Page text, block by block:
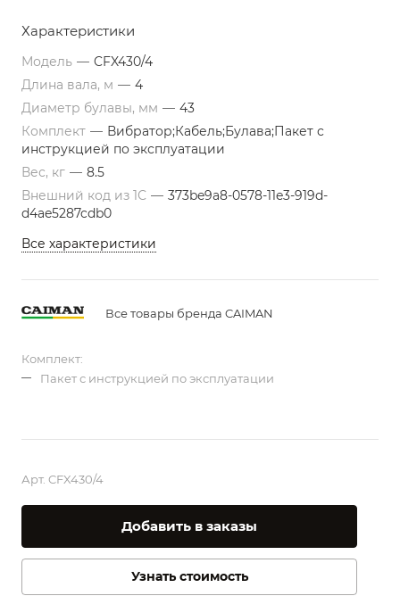
Характеристики
Модель — CFX430/4
Длина вала, м — 4
Диаметр булавы, мм — 43
Комплект — Вибратор;Кабель;Булава;Пакет с
инструкцией по эксплуатации
Вес, кг — 8.5
Внешний код из 1С — 373be9a8-0578-11e3-919d-
d4ae5287cdb0
Все характеристики
Все товары бренда CAIMAN
Комплект:
Пакет с инструкцией по эксплуатации
Арт. CFX430/4
Добавить в заказы
Узнать стоимость